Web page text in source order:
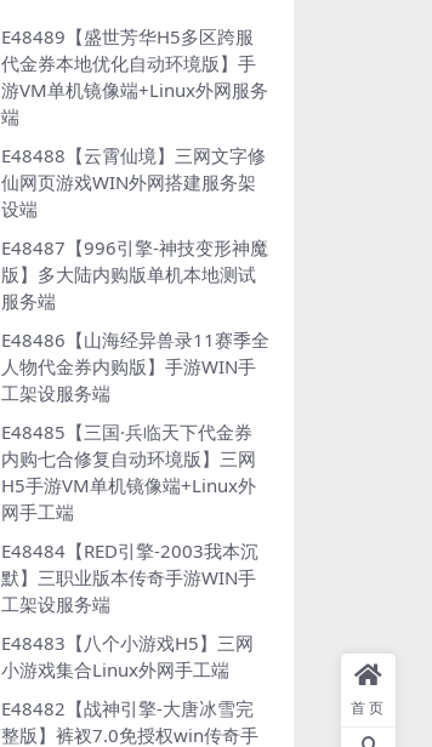
E48489【盛世芳华H5多区跨服
代金券本地优化自动环境版】手
游VM单机镜像端+Linux外网服务
端
E48488【云霄仙境】三网文字修
仙网页游戏WIN外网搭建服务架
设端
E48487【996引擎-神技变形神魔
版】多大陆内购版单机本地测试
服务端
E48486【山海经异兽录11赛季全
人物代金券内购版】手游WIN手
工架设服务端
E48485【三国·兵临天下代金券
内购七合修复自动环境版】三网
H5手游VM单机镜像端+Linux外
网手工端
E48484【RED引擎-2003我本沉
默】三职业版本传奇手游WIN手
工架设服务端
E48483【八个小游戏H5】三网
小游戏集合Linux外网手工端
E48482【战神引擎-大唐冰雪完
整版】裤衩7.0免授权win传奇手
首页